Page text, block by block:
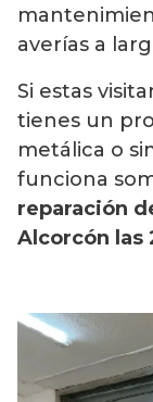
averías a
Si estas
tienes un
metálica o
funciona
reparación
Alcorcón las